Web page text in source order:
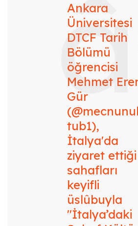
Ankara
Üniversitesi
DTCF Tarih
Bölümü
öğrencisi
Mehmet
Gür
tub1),
İtalya'da
ziyaret ettiği
sahafları
keyifli
üslûbuyla
"İtalya’daki